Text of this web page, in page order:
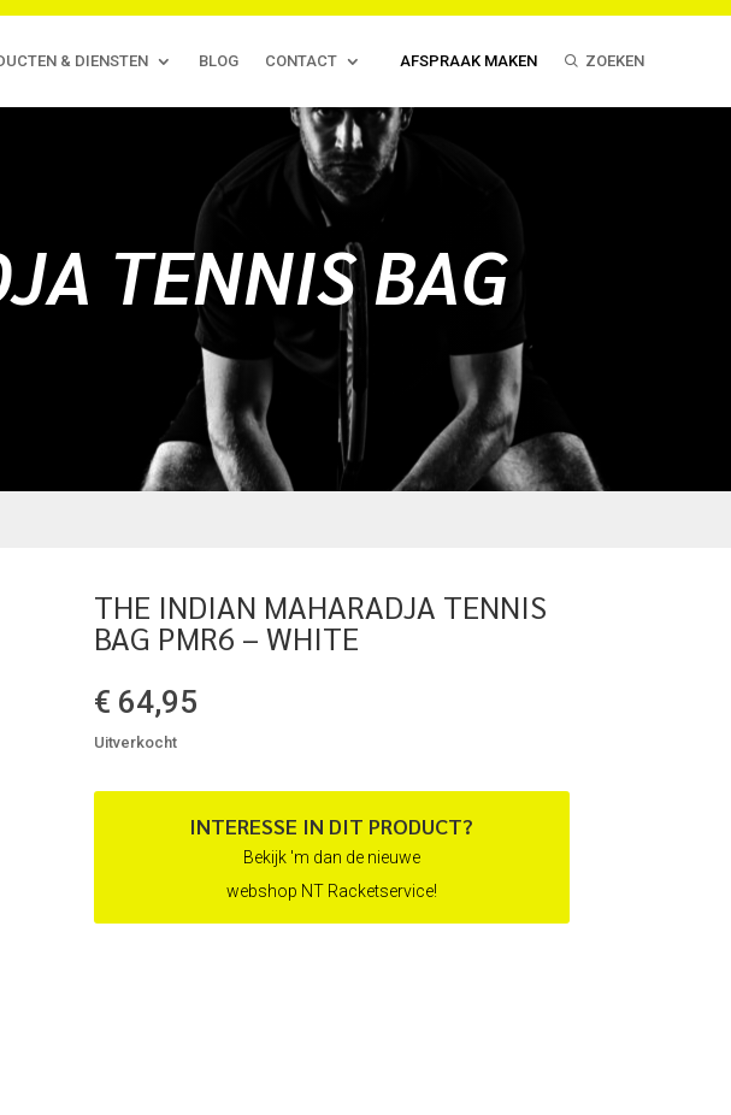
& DIENSTEN BLOG CONTACT AFSPRAAK MAKEN ZOEKEN
TENNIS BAG
THE INDIAN MAHARADJA TENNIS
BAG PMR6 – WHITE
€ 64,95
Uitverkocht
INTERESSE IN DIT PRODUCT?
Bekijk 'm dan de nieuwe
webshop NT Racketservice!